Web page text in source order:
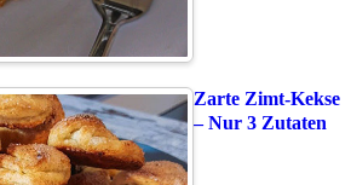
Zarte Zimt-Kekse
– Nur 3 Zutaten